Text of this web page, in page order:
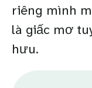
riêng mình
là giấc mơ
hưu.